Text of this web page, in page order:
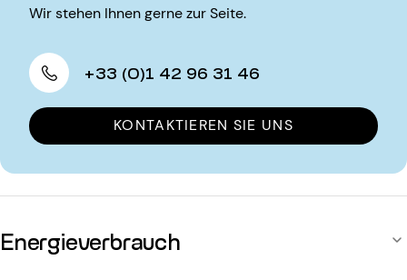
Wir stehen Ihnen gerne zur Seite.
+33 (0)1 42 96 31 46
KONTAKTIEREN SIE UNS
Energieverbrauch